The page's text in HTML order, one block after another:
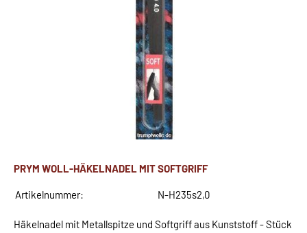
PRYM WOLL-HÄKELNADEL MIT SOFTGRIFF
Artikelnummer: N-H235s2,0
Häkelnadel mit Metallspitze und Softgriff aus Kunststoff - Stück